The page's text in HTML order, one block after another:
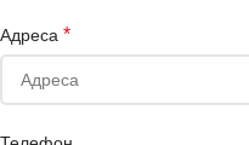
Адреса *